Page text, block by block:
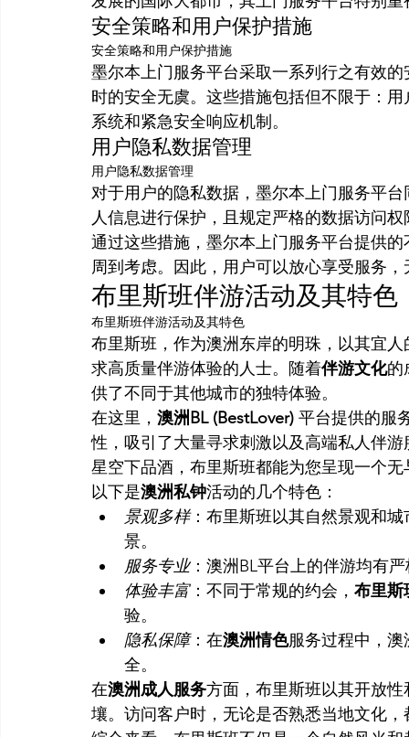
安全策略和用户保护措施
安全策略和用户保护措施
墨尔本上门服务平台采取一系列行之有效
时的安全无虞。这些措施包括但不限于：
系统和紧急安全响应机制。
用户隐私数据管理
用户隐私数据管理
对于用户的隐私数据，墨尔本上门服务平
人信息进行保护，且规定严格的数据访问
通过这些措施，墨尔本上门服务平台提供
周到考虑。因此，用户可以放心享受服务
布里斯班伴游活动及其特色
布里斯班伴游活动及其特色
布里斯班，作为澳洲东岸的明珠，以其宜
求高质量伴游体验的人士。随着伴游文化的
供了不同于其他城市的独特体验。
在这里， 澳洲BL (BestLover) 平台提供的服
性，吸引了大量寻求刺激以及高端私人伴
星空下品酒，布里斯班都能为您呈现一个无
以下是澳洲私钟活动的几个特色：
景观多样：布里斯班以其自然景观和
景。
服务专业：澳洲BL平台上的伴游均有
体验丰富：不同于常规的约会， 布里斯
验。
隐私保障：在澳洲情色服务过程中，
全。
在澳洲成人服务方面，布里斯班以其开放
壤。访问客户时，无论是否熟悉当地文化